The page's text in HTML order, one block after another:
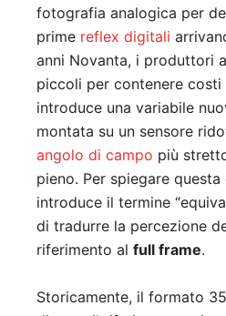
fotografia analogica per
prime reflex digitali
anni Novanta, i produttori
piccoli per contenere costi
introduce una variabile
montata su un sensore
angolo di campo più
pieno. Per spiegare
introduce il termine
di tradurre la percezione
riferimento al full frame.
Storicamente, il formato